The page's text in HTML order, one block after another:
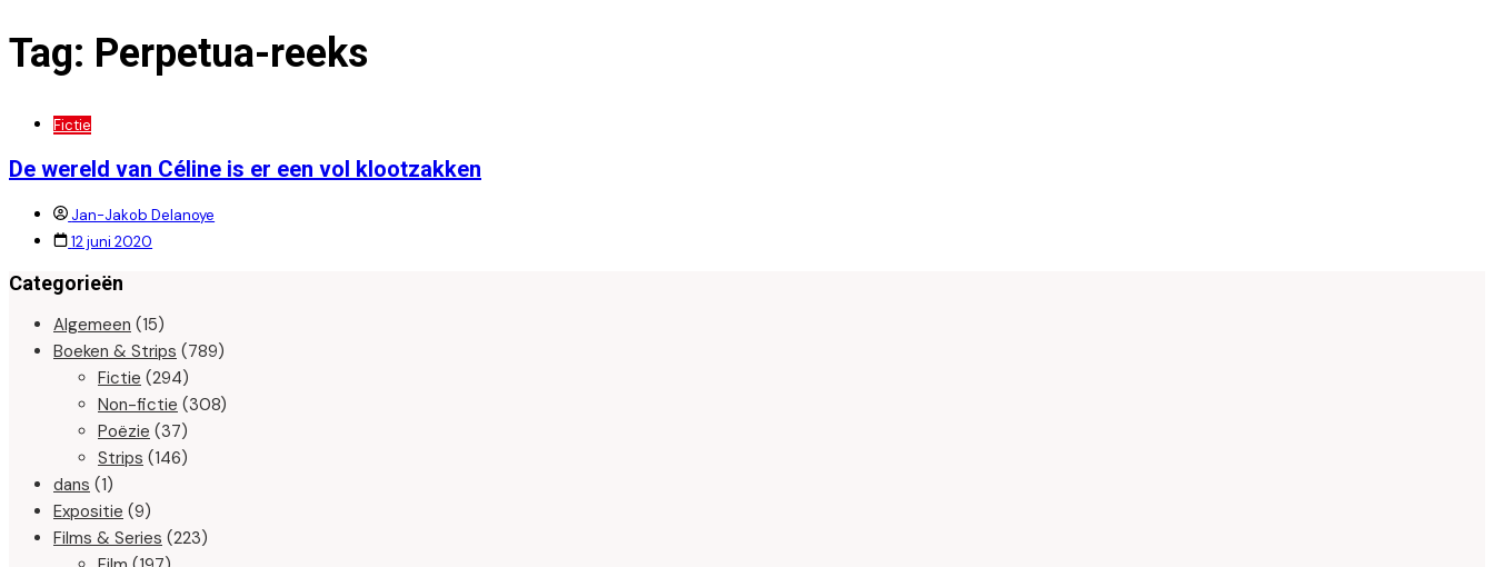
Tag: Perpetua-reeks
Fictie
De wereld van Céline is er een vol klootzakken
Jan-Jakob Delanoye
12 juni 2020
Categorieën
Algemeen (15)
Boeken & Strips (789)
Fictie (294)
Non-fictie (308)
Poëzie (37)
Strips (146)
dans (1)
Expositie (9)
Films & Series (223)